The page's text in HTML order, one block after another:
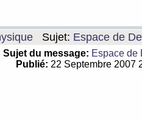
Sujet: Espace de
Sujet du message: Espace de
Publié: 22 Septembre 2007